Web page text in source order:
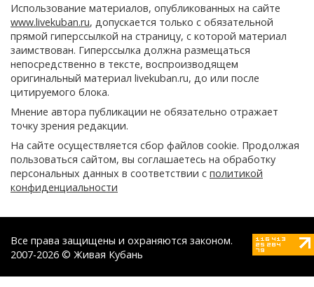
Использование материалов, опубликованных на сайте
www.livekuban.ru, допускается только с обязательной
прямой гиперссылкой на страницу, с которой материал
заимствован. Гиперссылка должна размещаться
непосредственно в тексте, воспроизводящем
оригинальный материал livekuban.ru, до или после
цитируемого блока.
Мнение автора публикации не обязательно отражает
точку зрения редакции.
На сайте осуществляется сбор файлов cookie. Продолжая
пользоваться сайтом, вы соглашаетесь на обработку
персональных данных в соответствии с политикой
конфиденциальности
Все права защищены и охраняются законом.
2007-2026 © Живая Кубань